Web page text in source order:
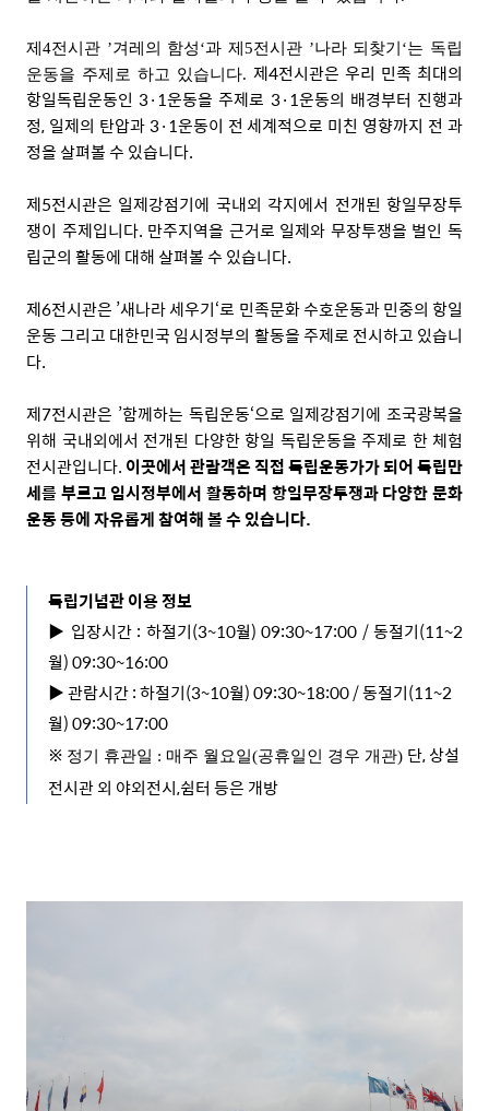
제 4전시관 ’겨레의 함성‘과 제5전시관 ’나라 되찾기 ‘는 독립
운동을 주제로 하고 있습니다. 제4전시관은 우리 민족 최대의
항일독립운동인3·1운동을 주제로 3·1운동의 배경부터 진행과
정, 일제의 탄압과3·1운동이 전 세계적으로 미친 영향까지 전 과
정을 살펴볼 수 있습니다.
제5전시관은 일제강점기에 국내외 각지에서 전개된 항일무장투
쟁이 주제입니다. 만주지역을 근거로 일제와 무장투쟁을 벌인 독
립군의 활동에 대해 살펴볼 수 있습니다.
제6전시관은 ’새나라 세우기‘로 민족문화 수호운동과 민중의 항일
운동 그리고 대한민국 임시정부의 활동을 주제로 전시하고 있습니
다.
제7전시관은 ’함께하는 독립운동‘으로 일제강점기에 조국광복을
위해 국내외에서 전개된 다양한 항일 독립운동을 주제로 한 체험
전시관입니다. 이곳에서 관람객은 직접 독립운동가가 되어 독립만
세를 부르고 임시정부에서 활동하며 항일무장투쟁과 다양한 문화
운동 등에 자유롭게 참여해 볼 수 있습니다.
독립기념관 이용 정보
▶ 입장시간 : 하절기(3~10월)09:30~17:00 / 동절기(11~2
월) 09:30~16:00
▶관람시간 :하절기(3~10월)09:30~18:00 / 동절기(11~2
월) 09:30~17:00
※ 정기 휴관일 : 매주 월요일(공휴일인 경우 개관) 단,상설
전시관 외 야외전시,쉼터 등은 개방